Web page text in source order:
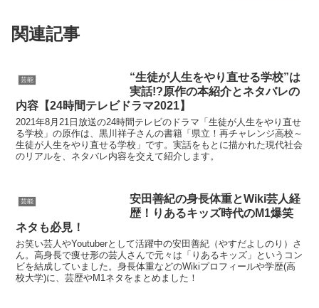
関連記事
芸能
“生徒が人生をやり直せる学校”は
実話!?原作の本紹介とネタバレの
内容【24時間テレビドラマ2021】
2021年8月21日放送の24時間テレビのドラマ「生徒が人生をやり直せ
る学校」の原作は、黒川祥子さんの書籍「県立！再チャレンジ高校～
生徒が人生をやり直せる学校」です。実話をもとに描かれた現代社会
のリアルを、ネタバレ内容を交えて紹介します。
芸能
安田善紀の身長体重とWiki芸人経
歴！りあるキッズ時代のM1爆笑
ネタも必見！
お笑い芸人やYoutuberとして活躍中の安田善紀（やすだよしのり）さ
ん。高身長で痩せ形の芸人さんで元々は「りあるキッズ」というコン
ビを結成していました。身長体重などのWikiプロフィールや学歴(高
校大学)に、芸歴やM1ネタをまとめました！